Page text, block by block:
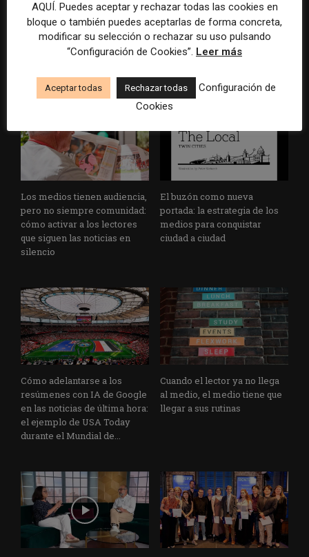
Veinte ejemplos de uso de la
IA en redacciones, productos
y negocios periodísticos
La bolsa ha borrado hasta el
98% del valor de algunos
grandes grupos de prensa
Los medios tienen audiencia,
pero no siempre comunidad:
cómo activar a los lectores
que siguen las noticias en
silencio
El buzón como nueva
portada: la estrategia de los
medios para conquistar
ciudad a ciudad
Cómo adelantarse a los
resúmenes con IA de Google
en las noticias de última hora:
el ejemplo de USA Today
durante el Mundial de...
Cuando el lector ya no llega
al medio, el medio tiene que
llegar a sus rutinas
AQUÍ. Puedes aceptar y rechazar todas las cookies en
bloque o también puedes aceptarlas de forma concreta,
modificar su selección o rechazar su uso pulsando
“Configuración de Cookies”. Leer más
Aceptar todas Rechazar todas
Configuración de
Cookies